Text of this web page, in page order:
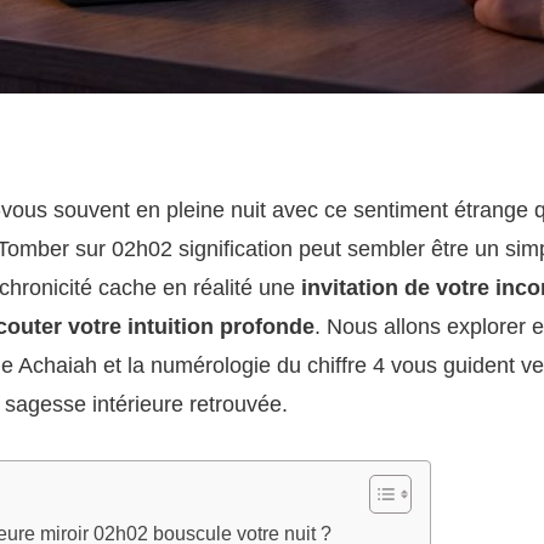
souvent en pleine nuit avec ce sentiment étrange
sur 02h02 signification peut sembler être un
cache en réalité une invitation de votre
votre intuition profonde. Nous allons explorer
Achaiah et la numérologie du chiffre 4 vous guident
intérieure retrouvée.
miroir 02h02 bouscule votre nuit ?